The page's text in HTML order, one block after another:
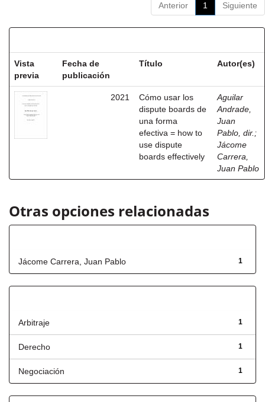
Anterior 1 Siguiente
Vista
previa
Fecha de
publicación
Título Autor(es)
2021
Cómo usar los
dispute boards de
una forma
efectiva = how to
use dispute
boards effectively
Aguilar
Andrade,
Juan
Pablo, dir. ;
Jácome
Carrera,
Juan Pablo
Otras opciones relacionadas
1
Jácome Carrera, Juan Pablo
1
Arbitraje
1
Derecho
1
Negociación